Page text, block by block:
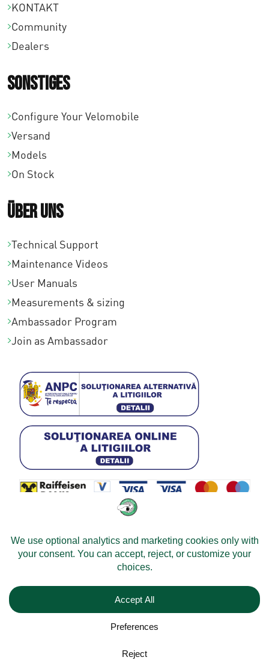
KONTAKT
Community
Dealers
Sonstiges
Configure Your Velomobile
Versand
Models
On Stock
Über uns
Technical Support
Maintenance Videos
User Manuals
Measurements & sizing
Ambassador Program
Join as Ambassador
Velomobileworld.com
Web development by